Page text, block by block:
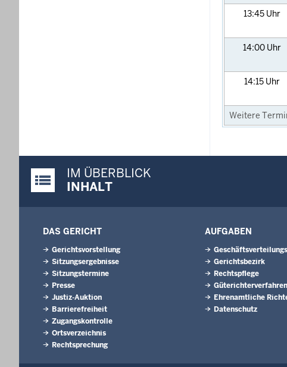
13:45 Uhr
14:00 Uhr
14:15 Uhr
Weitere
Justiz-Portal im Überblick:
IM ÜBERBLICK
INHALT
DAS GERICHT
Gerichtsvorstellung
Sitzungsergebnisse
Sitzungstermine
Presse
Justiz-Auktion
Barrierefreiheit
Zugangskontrolle
Ortsverzeichnis
Rechtsprechung
AUFGABEN
Gerichtsbezirk
Rechtspflege
Güterichterverfahren
Ehrenamtliche
Datenschutz